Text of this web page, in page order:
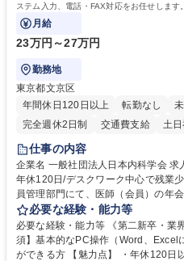
ステム入力、電話・FAX対応をお任せします
などにも幅広く携わっていただきます。
月給
23万円～27万円
勤務地
東京都文京区
年間休日120日以上
転勤なし
完全週休2日制
交通費支給 土
仕事の内容
企業名 一般社団法人日本内科学会 求人名 第二新卒歓迎！【正社員事務】
年休120日/デスクワーク中心で残業少なめ 仕事の内容 日本内
員管理部門にて、医師（会員）の年
テム入力、電話・FAX対応をお任せ
営事務局業務などにも幅広く携わっていただきま
入力業務】 ・医師（会員）の住所変
・年会費の徴収管理や入金データの
必要な経験・能力等
必要な経験・能力等 《第二新卒・業
須】基本的なPC操作（Word、Excel
ができる方 【魅力点】 ・年休120日以上に加え、9時～17時の「実働7時